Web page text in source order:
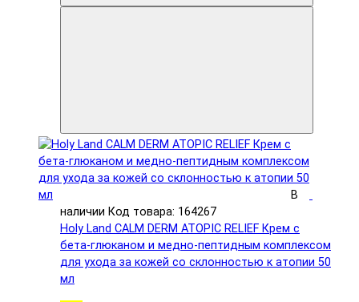
В
наличии Код товара: 164267
Holy Land CALM DERM ATOPIC RELIEF Крем с
бета-глюканом и медно-пептидным комплексом
для ухода за кожей со склонностью к атопии 50
мл